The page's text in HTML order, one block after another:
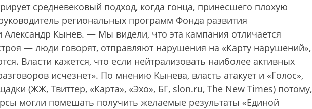
средневековый подход, когда гонца, принесшего плохую
региональных программ Фонда развития
Кынев. — Мы видели, что эта кампания отличается
— люди говорят, отправляют нарушения на «Карту нарушений»,
Власти кажется, что если нейтрализовать наиболее активных
исчезнет». По мнению Кынева, власть атакует и «Голос»,
(ЖЖ, Твиттер, «Карта», «Эхо», БГ, slon.ru, The New Times) потому,
могли помешать получить желаемые результаты «Единой